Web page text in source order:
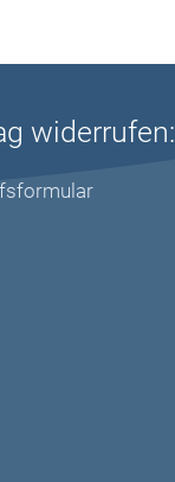
widerrufen: